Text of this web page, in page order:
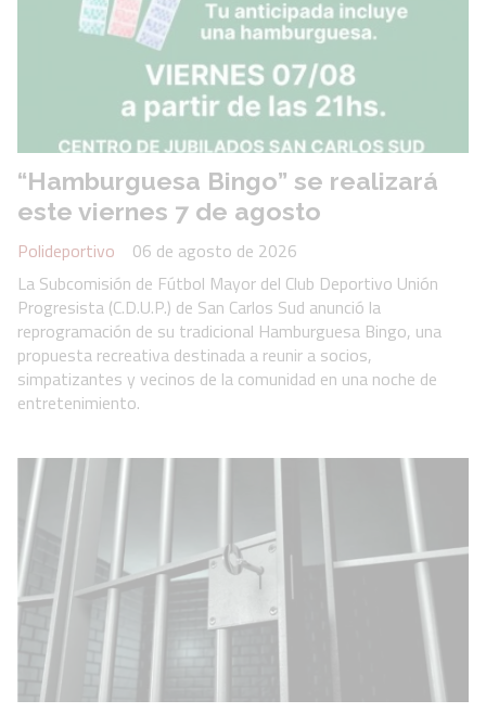
“Hamburguesa Bingo” se realizará
este viernes 7 de agosto
Polideportivo
06 de agosto de 2026
La Subcomisión de Fútbol Mayor del Club Deportivo Unión
Progresista (C.D.U.P.) de San Carlos Sud anunció la
reprogramación de su tradicional Hamburguesa Bingo, una
propuesta recreativa destinada a reunir a socios,
simpatizantes y vecinos de la comunidad en una noche de
entretenimiento.